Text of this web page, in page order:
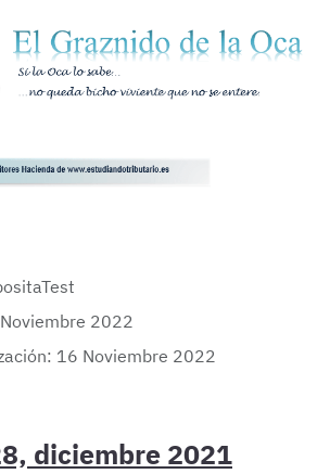
2022
16 Noviembre 2022
diciembre 2021